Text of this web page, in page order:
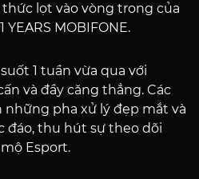
lọt vào vòng trong của
YEARS MOBIFONE.
1 tuần vừa qua với
và đầy căng thẳng. Các
pha xử lý đẹp mắt và
đáo, thu hút sự theo dõi
Esport.